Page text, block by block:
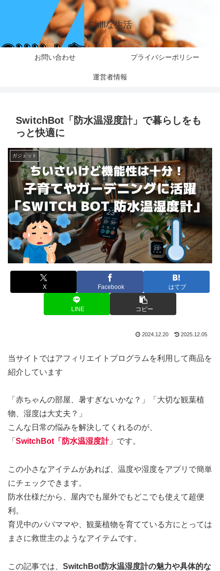
Chillな生活
お問い合わせ プライバシーポリシー
運営者情報
SwitchBot「防水温湿度計」で暮らしをも
っと快適に
ガジェット
X Facebook はてブ
LINE コピー
2024.12.20 2025.12.05
当サイトではアフィリエイトプログラムを利用して商品を
紹介しています
「赤ちゃんの部屋、暑すぎないかな？」「大切な観葉植
物、湿度は大丈夫？」
こんな日常の悩みを解決してくれるのが、
「 SwitchBot「防水温湿度計」です。
この小さなアイテムがあれば、温度や湿度をアプリで簡単
にチェックできます。
防水仕様だから、屋内でも屋外でもどこでも使えて超便
利。
育児中のパパママや、観葉植物を育てている方にとっては
まさに救世主のようなアイテムです。
この記事では、 SwitchBot防水温湿度計の魅力や具体的な